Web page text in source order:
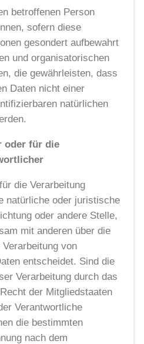
betroffenen Person
sofern diese
gesondert aufbewahrt
und organisatorischen
die gewährleisten, dass
Daten nicht einer
natürlichen
für die
die Verarbeitung
natürliche oder juristische
oder andere Stelle,
mit anderen über die
von
entscheidet. Sind die
Verarbeitung durch das
der Mitgliedstaaten
Verantwortliche
die bestimmten
nach dem